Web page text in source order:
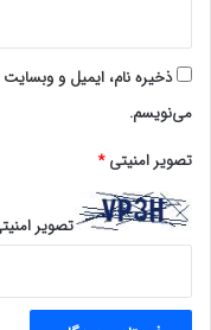
ذخیره نام، ایمیل و
می‌نویسم.
تصویر امنیتی*
تصویر